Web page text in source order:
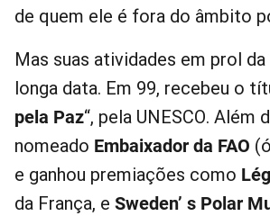
de quem ele é fora do âmbito
Mas suas atividades em prol
longa data. Em 99, recebeu o
pela Paz“, pela UNESCO. Além
nomeado Embaixador da FAO
e ganhou premiações como
da França, e Sweden’ s Polar